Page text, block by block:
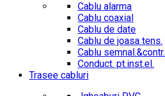
Cablu alarma
Cablu coaxial
Cablu de date
Cablu de joasa tens.
Cablu semnal.&contr.
Conduct. pt.inst.el.
Trasee cabluri